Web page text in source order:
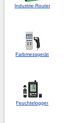
Industrie-Router
Farbmessgerät
Feuchtelogger